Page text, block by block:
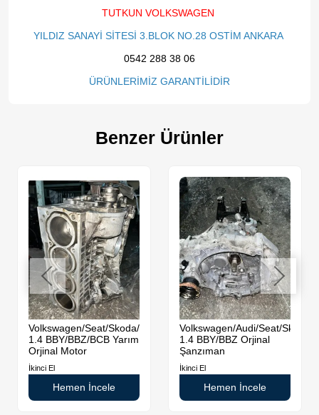
TUTKUN VOLKSWAGEN
YILDIZ SANAYİ SİTESİ 3.BLOK NO.28 OSTİM ANKARA
0542 288 38 06
ÜRÜNLERİMİZ GARANTİLİDİR
Benzer Ürünler
Volkswagen/Seat/Skoda/Audi
1.4 BBY/BBZ/BCB Yarım
Orjinal Motor
İkinci El
Hemen İncele
Volkswagen/Audi/Seat/Skoda
1.4 BBY/BBZ Orjinal
Şanzıman
İkinci El
Hemen İncele